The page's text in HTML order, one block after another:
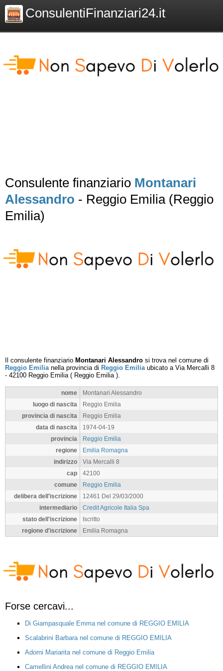
ConsulentiFinanziari24.it
Consulente finanziario Montanari
Alessandro - Reggio Emilia (Reggio
Emilia)
Il consulente finanziario Montanari Alessandro si trova nel comune di
Reggio Emilianella provincia di Reggio Emiliaubicato a Via Mercalli 8
- 42100 Reggio Emilia( Reggio Emilia).
nome
Montanari Alessandro
luogo di nascita
Reggio Emilia
provincia di nascita
Reggio Emilia
data di nascita
1974-04-19
provincia
Reggio Emilia
regione
Emilia Romagna
indirizzo
Via Mercalli 8
cap
42100
comune
Reggio Emilia
delibera dell'iscrizione
12461 Del 29/03/2000
intermediario
Credit Agricole Italia Spa
stato dell'iscrizione
Iscritto
regione d'iscrizione
Emilia Romagna
Forse cercavi...
Di Giampasquale Emma nel comune di REGGIO EMILIA
Scalabrini Barbara nel comune di REGGIO EMILIA
Adorni Mariarita nel comune di Reggio Emilia
Camellini Andrea nel comune di REGGIO EMILIA